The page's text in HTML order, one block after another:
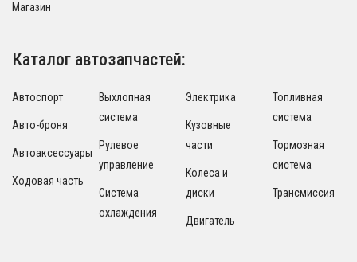
Магазин
Каталог автозапчастей:
Автоспорт
Авто-броня
Автоаксессуары
Ходовая часть
Выхлопная
система
Рулевое
управление
Система
охлаждения
Электрика
Кузовные
части
Колеса и
диски
Двигатель
Топливная
система
Тормозная
система
Трансмиссия